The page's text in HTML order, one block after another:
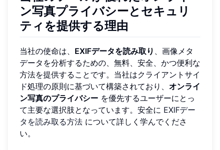
ン写真プライバシーとセキュリ
ティを提供する理由
当社の使命は、 EXIFデータを読み取り
、画像メタ
データを分析するための、無料、安全、かつ便利な
方法を提供することです。当社はクライアントサイ
ド処理の原則に基づいて構築されており、 オンライ
ン写真のプライバシー を優先するユーザーにとっ
て主要な選択肢となっています。安全に EXIFデー
タを読み取る方法 について詳しく学んでくださ
い。